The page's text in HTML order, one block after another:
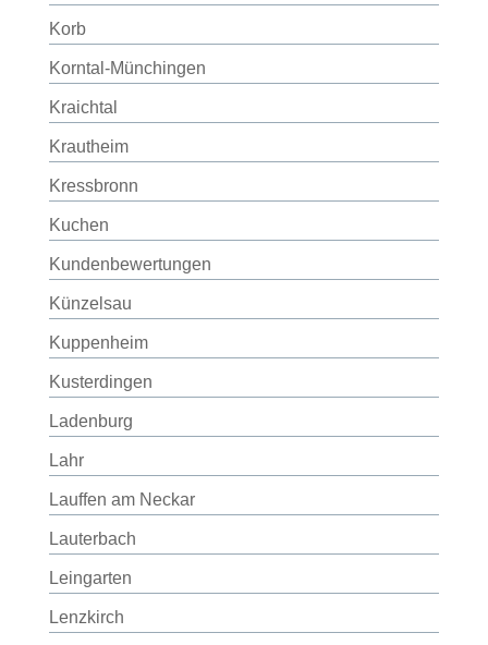
Korb
Korntal-Münchingen
Kraichtal
Krautheim
Kressbronn
Kuchen
Kundenbewertungen
Künzelsau
Kuppenheim
Kusterdingen
Ladenburg
Lahr
Lauffen am Neckar
Lauterbach
Leingarten
Lenzkirch